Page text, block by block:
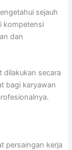
sejauh
kompetensi
dan
dilakukan secara
bagi karyawan
persaingan kerja